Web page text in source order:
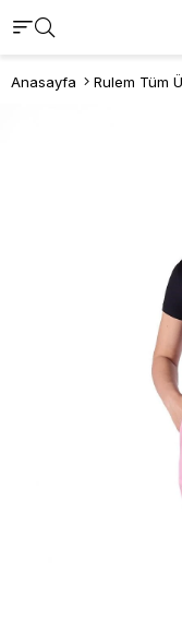
Anasayfa Rulem Tüm